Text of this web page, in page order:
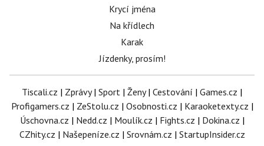
Krycí jména
Na křídlech
Karak
Jízdenky, prosím!
Tiscali.cz | Zprávy| Sport | Ženy| Cestování | Games.cz |
Profigamers.cz | ZeStolu.cz | Osobnosti.cz | Karaoketexty.cz |
Úschovna.cz | Nedd.cz | Moulík.cz | Fights.cz | Dokina.cz |
CZhity.cz | Našepeníze.cz | Srovnám.cz | StartupInsider.cz